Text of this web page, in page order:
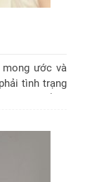
ước và
tình trạng